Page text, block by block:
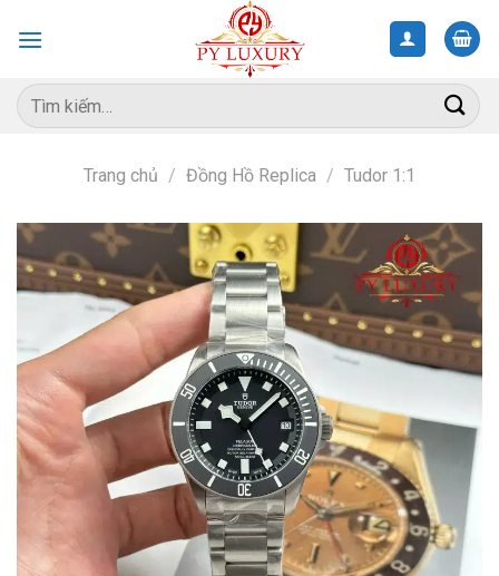
Tìm
kiếm:
Trang chủ / Đồng Hồ Replica / Tudor 1:1